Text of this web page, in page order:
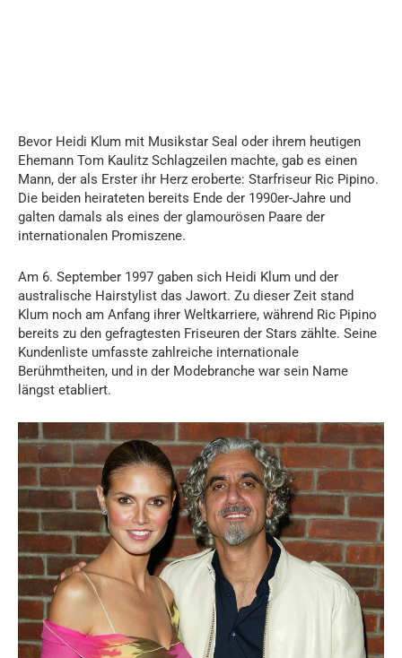
Bevor Heidi Klum mit Musikstar Seal oder ihrem heutigen
Ehemann Tom Kaulitz Schlagzeilen machte, gab es einen
Mann, der als Erster ihr Herz eroberte: Starfriseur Ric Pipino.
Die beiden heirateten bereits Ende der 1990er-Jahre und
galten damals als eines der glamourösen Paare der
internationalen Promiszene.
Am 6. September 1997 gaben sich Heidi Klum und der
australische Hairstylist das Jawort. Zu dieser Zeit stand
Klum noch am Anfang ihrer Weltkarriere, während Ric Pipino
bereits zu den gefragtesten Friseuren der Stars zählte. Seine
Kundenliste umfasste zahlreiche internationale
Berühmtheiten, und in der Modebranche war sein Name
längst etabliert.